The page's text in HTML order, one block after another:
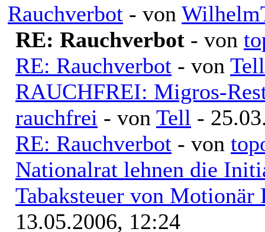
Rauchverbot - von
RE: Rauchverbot - von
RE: Rauchverbot - von Tell
RAUCHFREI: Migros-
rauchfrei - von Tell -
RE: Rauchverbot - von
Nationalrat lehnen die
Tabaksteuer von Motionär
13.05.2006, 12:24